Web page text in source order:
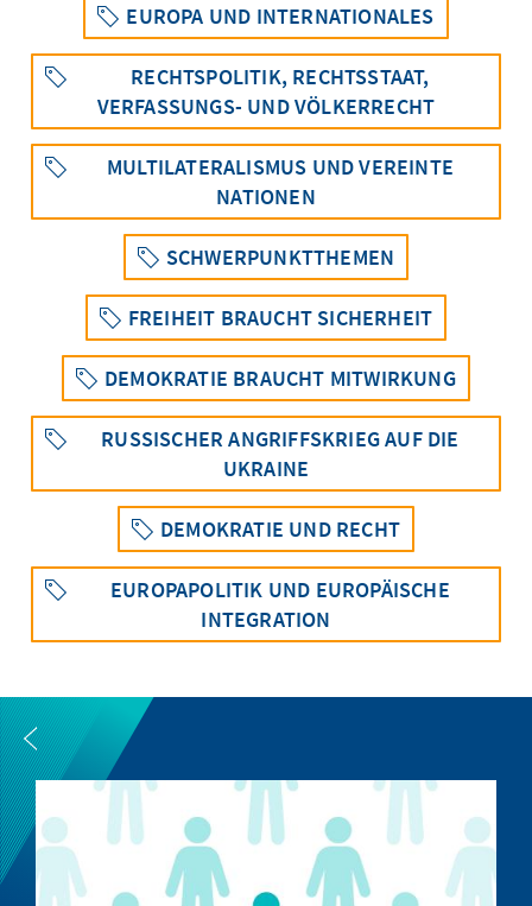
EUROPA UND INTERNATIONALES
RECHTSPOLITIK, RECHTSSTAAT,
VERFASSUNGS- UND VÖLKERRECHT
MULTILATERALISMUS UND VEREINTE
NATIONEN
SCHWERPUNKTTHEMEN
FREIHEIT BRAUCHT SICHERHEIT
DEMOKRATIE BRAUCHT MITWIRKUNG
RUSSISCHER ANGRIFFSKRIEG AUF DIE
UKRAINE
DEMOKRATIE UND RECHT
EUROPAPOLITIK UND EUROPÄISCHE
INTEGRATION